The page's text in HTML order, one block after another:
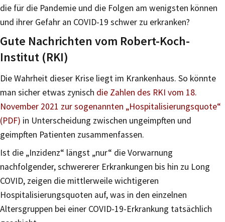
die für die Pandemie und die Folgen am wenigsten können
und ihrer Gefahr an COVID-19 schwer zu erkranken?
Gute Nachrichten vom Robert-Koch-
Institut (RKI)
Die Wahrheit dieser Krise liegt im Krankenhaus. So könnte
man sicher etwas zynisch die Zahlen des RKI vom 18.
November 2021 zur sogenannten „Hospitalisierungsquote“
(PDF) in Unterscheidung zwischen ungeimpften und
geimpften Patienten zusammenfassen.
Ist die „Inzidenz“ längst „nur“ die Vorwarnung
nachfolgender, schwererer Erkrankungen bis hin zu Long
COVID, zeigen die mittlerweile wichtigeren
Hospitalisierungsquoten auf, was in den einzelnen
Altersgruppen bei einer COVID-19-Erkrankung tatsächlich